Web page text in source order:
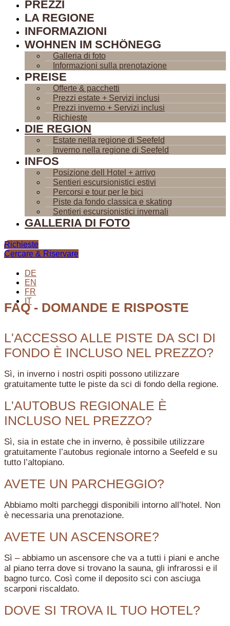
PREZZI
LA REGIONE
INFORMAZIONI
WOHNEN IM SCHÖNEGG
Galleria di foto
Informazioni sulla prenotazione
PREISE
Offerte & pacchetti
Prezzi estate + Servizi inclusi
Prezzi inverno + Servizi inclusi
Richieste
DIE REGION
Estate nella regione di Seefeld
Inverno nella regione di Seefeld
INFOS
Posizione dell Hotel + arrivo
Sentieri escursionistici estivi
Percorsi e tour per le bici
Piste da fondo classica e skating
Sentieri escursionistici invernali
GALLERIA DI FOTO
Richieste
Cercare & Riservare
DE
EN
FR
IT
FAQ - DOMANDE E RISPOSTE
L'ACCESSO ALLE PISTE DA SCI DI
FONDO È INCLUSO NEL PREZZO?
Sì, in inverno i nostri ospiti possono utilizzare
gratuitamente tutte le piste da sci di fondo della regione.
L'AUTOBUS REGIONALE È
INCLUSO NEL PREZZO?
Sì, sia in estate che in inverno, è possibile utilizzare
gratuitamente l’autobus regionale intorno a Seefeld e su
tutto l’altopiano.
AVETE UN PARCHEGGIO?
Abbiamo molti parcheggi disponibili intorno all’hotel. Non
è necessaria una prenotazione.
AVETE UN ASCENSORE?
Sì – abbiamo un ascensore che va a tutti i piani e anche
al piano terra dove si trovano la sauna, gli infrarossi e il
bagno turco. Così come il deposito sci con asciuga
scarponi riscaldato.
DOVE SI TROVA IL TUO HOTEL?